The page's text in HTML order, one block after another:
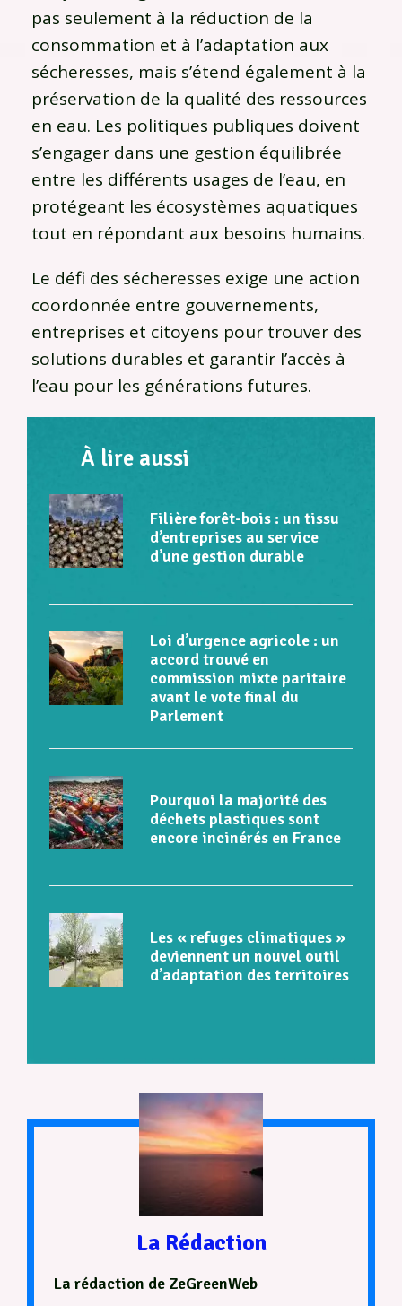
pas seulement à la réduction de la
consommation et à l’adaptation aux
sécheresses, mais s’étend également à la
préservation de la qualité des ressources
en eau. Les politiques publiques doivent
s’engager dans une gestion équilibrée
entre les différents usages de l’eau, en
protégeant les écosystèmes aquatiques
tout en répondant aux besoins humains.
Le défi des sécheresses exige une action
coordonnée entre gouvernements,
entreprises et citoyens pour trouver des
solutions durables et garantir l’accès à
l’eau pour les générations futures.
À lire aussi
Filière forêt-bois : un tissu
d’entreprises au service
d’une gestion durable
Loi d’urgence agricole : un
accord trouvé en
commission mixte paritaire
avant le vote final du
Parlement
Pourquoi la majorité des
déchets plastiques sont
encore incinérés en France
Les « refuges climatiques »
deviennent un nouvel outil
d’adaptation des territoires
La Rédaction
La rédaction de ZeGreenWeb